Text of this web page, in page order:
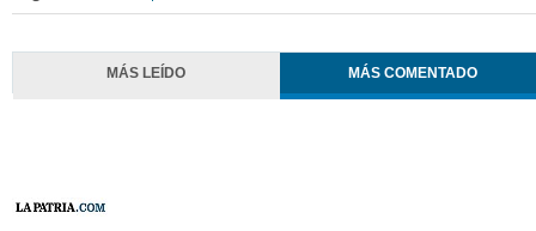
MÁS LEÍDO MÁS COMENTADO